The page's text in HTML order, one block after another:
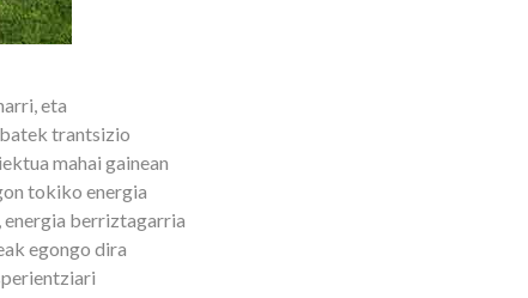
eta
trantsizio
mahai gainean
tokiko energia
energia berriztagarria
egongo dira